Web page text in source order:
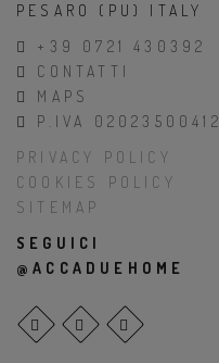
PESARO (PU) ITALY
+39 0721 430392
CONTATTI
MAPS
P.IVA 02023500412
PRIVACY POLICY
COOKIES POLICY
SITEMAP
SEGUICI
@ACCADUEHOME